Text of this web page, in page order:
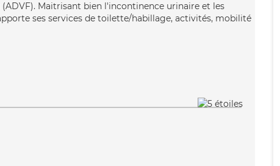
Maitrisant bien l'incontinence urinaire et les
ses services de toilette/habillage, activités, mobilité